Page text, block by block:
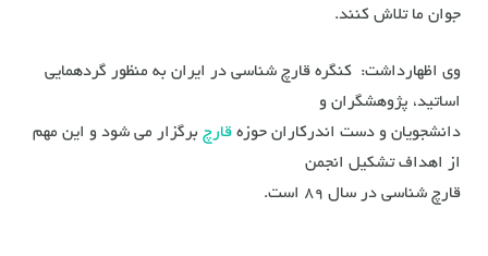
جوان ما تلاش کنند.
وی اظهارداشت: کنگره قارچ شناسی در ایران به منظور گردهمایی
اساتید، پژوهشگران و
دانشجویان و دست اندرکاران حوزه قارچ برگزار می شود و این مهم
از اهداف تشکیل انجمن
قارچ شناسی در سال ۸۹ است.